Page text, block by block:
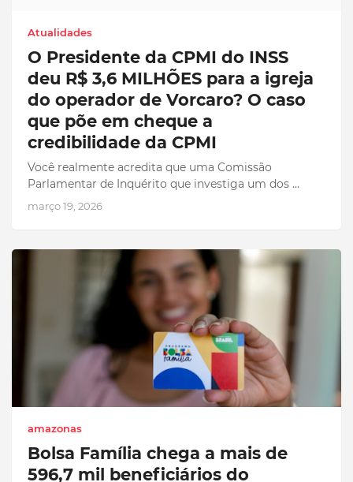
Atualidades
O Presidente da CPMI do INSS
deu R$ 3,6 MILHÕES para a igreja
do operador de Vorcaro? O caso
que põe em cheque a
credibilidade da CPMI
Você realmente acredita que uma Comissão
Parlamentar de Inquérito que investiga um dos …
março 19, 2026
amazonas
Bolsa Família chega a mais de
596,7 mil beneficiários do